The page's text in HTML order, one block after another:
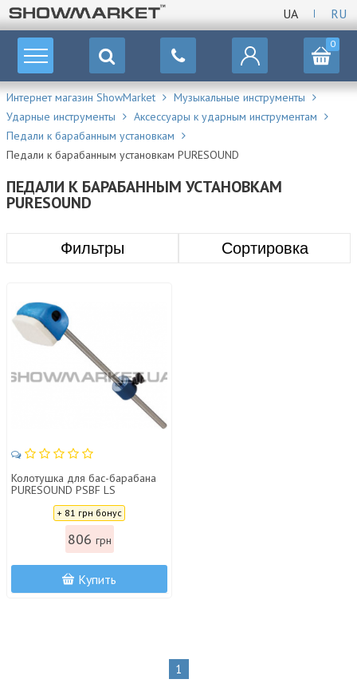
UA RU
0
Интернет магазин ShowMarket
Музыкальные инструменты
Ударные инструменты
Аксессуары к ударным инструментам
Педали к барабанным установкам
Педали к барабанным установкам PURESOUND
ПЕДАЛИ К БАРАБАННЫМ УСТАНОВКАМ
PURESOUND
Фильтры Сортировка
Колотушка для бас-барабана
PURESOUND PSBF LS
SPEEDBALL FELT LONG SHAFT
+ 81 грн бонус
806 грн
Купить
1